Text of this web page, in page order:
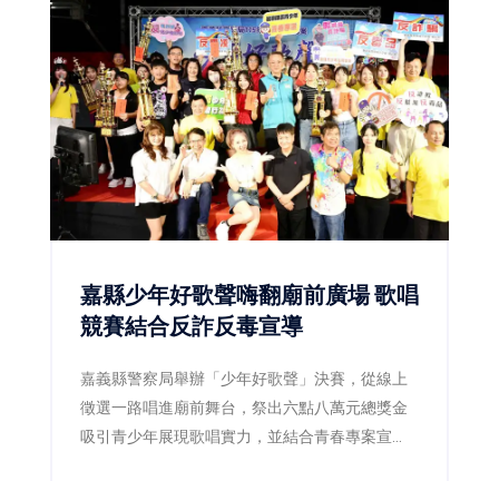
嘉縣少年好歌聲嗨翻廟前廣場 歌唱
競賽結合反詐反毒宣導
嘉義縣警察局舉辦「少年好歌聲」決賽，從線上
徵選一路唱進廟前舞台，祭出六點八萬元總獎金
吸引青少年展現歌唱實力，並結合青春專案宣